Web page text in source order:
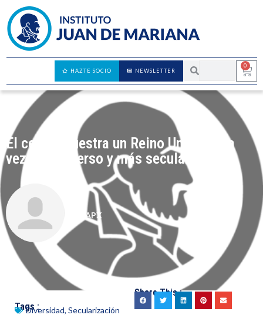
0
NEWSLETTER
HAZTE SOCIO
El censo muestra un Reino Unido cada
vez más diverso y más secular
CAPX
Tags :Diversidad, Secularización
Share This :